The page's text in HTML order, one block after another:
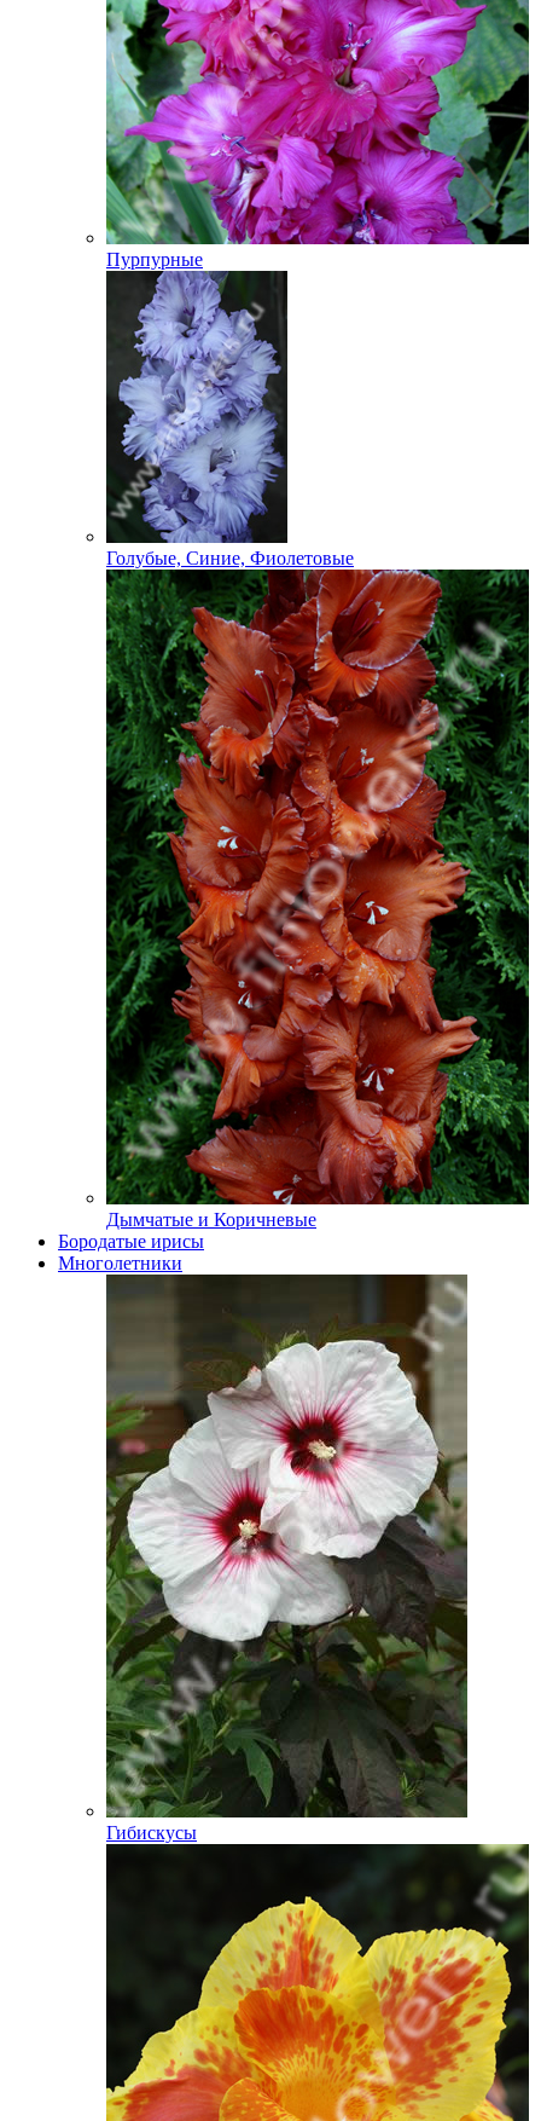
Пурпурные
Голубые, Синие, Фиолетовые
Дымчатые и Коричневые
Бородатые ирисы
Многолетники
Гибискусы